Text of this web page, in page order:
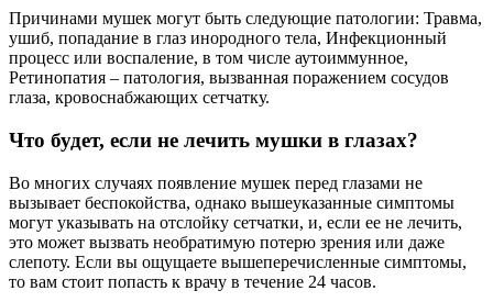
Причинами мушек могут быть следующие патологии: Травма,
ушиб, попадание в глаз инородного тела, Инфекционный
процесс или воспаление, в том числе аутоиммунное,
Ретинопатия – патология, вызванная поражением сосудов
глаза, кровоснабжающих сетчатку.
Что будет, если не лечить мушки в глазах?
Во многих случаях появление мушек перед глазами не
вызывает беспокойства, однако вышеуказанные симптомы
могут указывать на отслойку сетчатки, и, если ее не лечить,
это может вызвать необратимую потерю зрения или даже
слепоту. Если вы ощущаете вышеперечисленные симптомы,
то вам стоит попасть к врачу в течение 24 часов.